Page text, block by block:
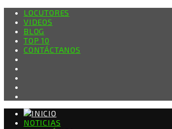
LOCUTORES
VIDEOS
BLOG
TOP 10
CONTÁCTANOS
NOTICIAS